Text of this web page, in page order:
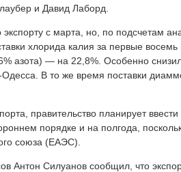
и Давид Лаборд.
с марта, но, по подсчетам
хлорида калия за первые
азота) — на 22,8%. Особенно
Одесса. В то же время поставки
правительство планирует
порядке и на полгода,
союза (ЕАЭС).
Антон Силуанов сообщил, что